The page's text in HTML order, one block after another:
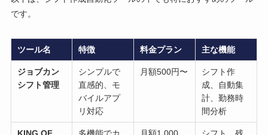
です。
ツール名 特徴 料金プラン 主な機能
ジョブカン
シフト管理
シンプルで
直感的、モ
バイルアプ
リ対応
月額500円〜
シフト作
成、自動集
計、勤務時
間分析
KING OF 多機能でカ 月額1,000 シフト、残